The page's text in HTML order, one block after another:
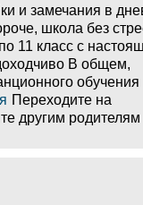
и замечания в
школа без
11 класс с
В общем,
обучения
Переходите на
другим родителям